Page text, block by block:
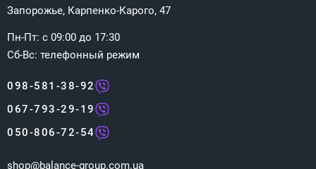
Запорожье, Карпенко-Карого, 47
Пн-Пт: с 09:00 до 17:30
Сб-Вс: телефонный режим
098-581-38-92
067-793-29-19
050-806-72-54
shop@balance-group.com.ua